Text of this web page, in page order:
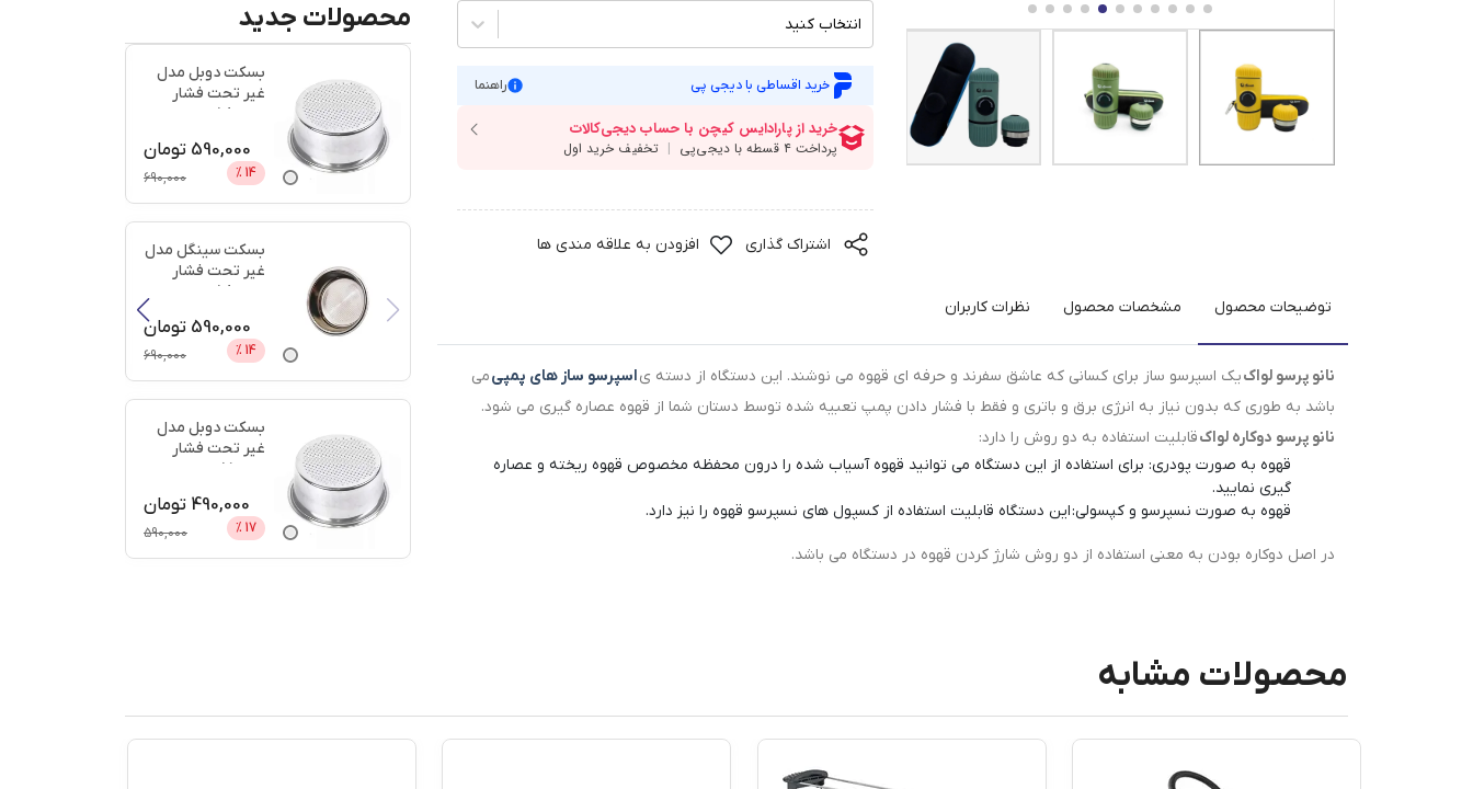
انتخاب کنید
خرید اقساطی با دیجی پی راهنما
اشتراک گذاری افزودن به علاقه مندی ها
توضیحات محصول مشخصات محصول نظرات کاربران
نانو پرسو لواکیک اسپرسو ساز برای کسانی که عاشق سفرند و حرفه ای قهوه می نوشند. این دستگاه از دسته یاسپرسو ساز های پمپیمی
باشد به طوری که بدون نیاز به انرژی برق و باتری و فقط با فشار دادن پمپ تعبیه شده توسط دستان شما از قهوه عصاره گیری می شود.
نانو پرسو دوکاره لواکقابلیت استفاده به دو روش را دارد:
قهوه به صورت پودری: برای استفاده از این دستگاه می توانید قهوه آسیاب شده را درون محفظه مخصوص قهوه ریخته و عصاره
گیری نمایید.
قهوه به صورت نسپرسو و کپسولی: این دستگاه قابلیت استفاده از کسپول های نسپرسو قهوه را نیز دارد.
در اصل دوکاره بودن به معنی استفاده از دو روش شارژ کردن قهوه در دستگاه می باشد.
محصولات جدید
بسکت دوبل مدل
غیر تحت فشار
590,000 تومان
14
%
690,000
بسکت سینگل مدل
غیر تحت فشار
590,000 تومان
14
%
690,000
بسکت دوبل مدل
غیر تحت فشار
490,000 تومان
17
%
590,000
محصولات مشابه